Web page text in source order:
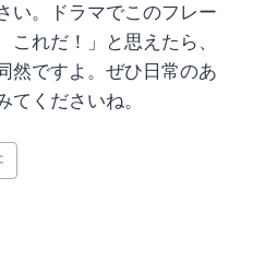
い。ドラマでこのフレー
これだ！」と思えたら、
然ですよ。ぜひ日常のあ
てくださいね。